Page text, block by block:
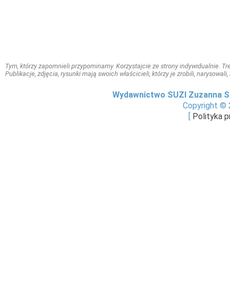
Tym, którzy zapomnieli przypominamy. Korzystajcie ze strony indywidualnie.
Publikacje, zdjęcia, rysunki mają swoich właścicieli, którzy je zrobili,
Wydawnictwo SUZI Zuzanna
Copyright ©
Polityka